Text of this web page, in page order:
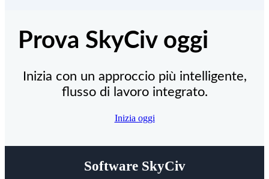
Prova SkyCiv oggi
Inizia con un approccio più intelligente,
flusso di lavoro integrato.
Inizia oggi
Software SkyCiv